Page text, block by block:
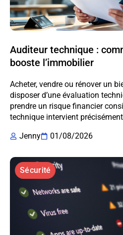
Auditeur technique :
booste l’immobilier
Acheter, vendre ou rénover un
disposer d’une évaluation
prendre un risque financier
technique intervient
Jenny
01/08/2026
Sécurité